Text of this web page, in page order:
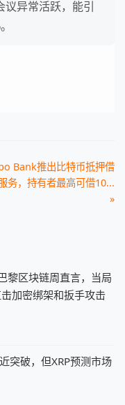
议异常活跃，能引
Bank推出比特币抵押借
务，持有者最高可借10...
»
黎区块链周直言，当局
加密绑架和扳手攻击
突破，但XRP预测市场